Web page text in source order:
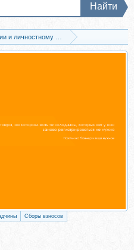
Найти
и личностному развитию
Тонизирующая программа «Летний
Сборы взносов